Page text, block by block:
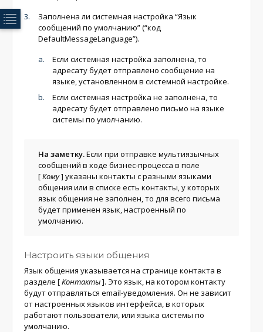
Заполнена ли системная настройка “Язык
сообщений по умолчанию” (“код
DefaultMessageLanguage”).
Если системная настройка заполнена, то
адресату будет отправлено сообщение на
языке, установленном в системной настройке.
Если системная настройка не заполнена, то
адресату будет отправлено письмо на языке
системы по умолчанию.
На заметку.Если при отправке мультиязычных
сообщений в ходе бизнес-процесса в поле
[Кому] указаны контакты с разными языками
общения или в списке есть контакты, у которых
язык общения не заполнен, то для всего письма
будет применен язык, настроенный по
умолчанию.
Настроить языки общения
Язык общения указывается на странице контакта в
разделе [Контакты]. Это язык, на котором контакту
будут отправляться email-уведомления. Он не зависит
от настроенных языков интерфейса, в которых
работают пользователи, или языка системы по
умолчанию.